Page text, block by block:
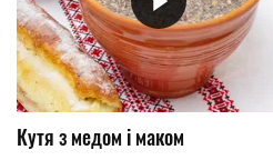
Кутя з медом і маком